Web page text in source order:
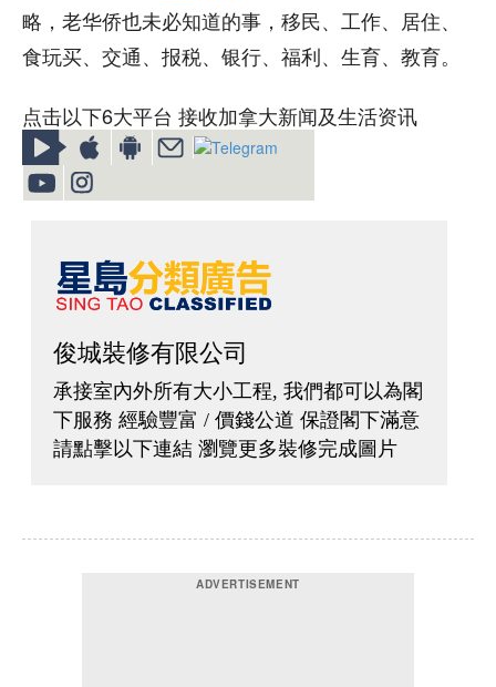
略，老华侨也未必知道的事，移民、工作、居住、
食玩买、交通、报税、银行、福利、生育、教育。
点击以下6大平台 接收加拿大新闻及生活资讯